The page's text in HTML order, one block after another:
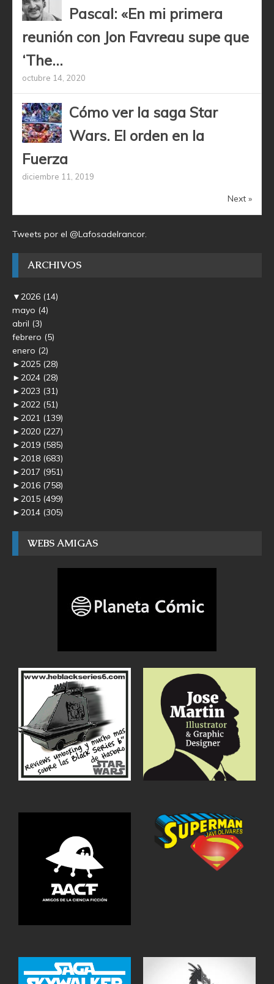
Pascal: «En mi primera
reunión con Jon Favreau supe que
‘The...
octubre 14, 2020
Cómo ver la saga Star
Wars. El orden en la
Fuerza
diciembre 11, 2019
Next »
Tweets por el @Lafosadelrancor.
ARCHIVOS
▼2026 (14)
mayo (4)
abril (3)
febrero (5)
enero (2)
►2025 (28)
►2024 (28)
►2023 (31)
►2022 (51)
►2021 (139)
►2020 (227)
►2019 (585)
►2018 (683)
►2017 (951)
►2016 (758)
►2015 (499)
►2014 (305)
WEBS AMIGAS